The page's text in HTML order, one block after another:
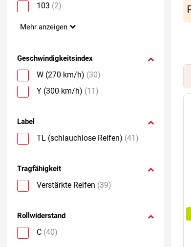
103 (2)
Mehr anzeigen
Geschwindigkeitsindex
W (270 km/h) (30)
Y (300 km/h) (11)
Label
TL (schlauchlose Reifen) (41)
Tragfähigkeit
Verstärkte Reifen (39)
Rollwiderstand
C (40)